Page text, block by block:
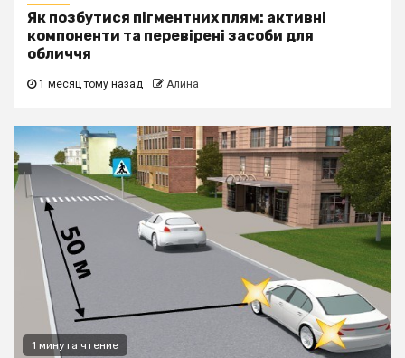
Як позбутися пігментних плям: активні
компоненти та перевірені засоби для
обличчя
1 месяц тому назад Алина
1 минута чтение